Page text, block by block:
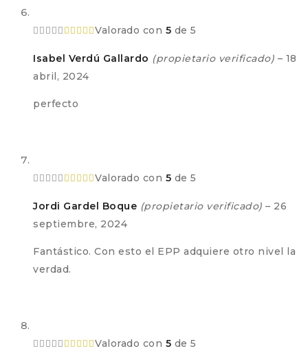
Valorado con 5 de 5
Isabel Verdú Gallardo (propietario verificado) – 18
abril, 2024
perfecto
Valorado con 5 de 5
Jordi Gardel Boque (propietario verificado) – 26
septiembre, 2024
Fantástico. Con esto el EPP adquiere otro nivel la
verdad.
Valorado con 5 de 5